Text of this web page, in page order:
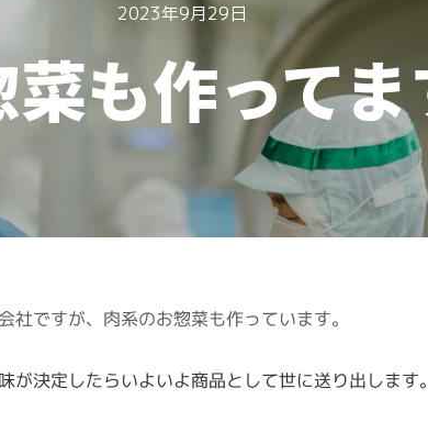
2023年9月29日
菜も作って
ですが、肉系のお惣菜も作っています。
が決定したらいよいよ商品として世に送り出します